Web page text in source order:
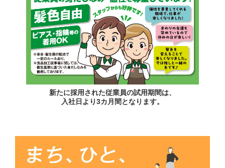
新たに採用された従業員の試用期間は、
入社日より3カ月間となります。